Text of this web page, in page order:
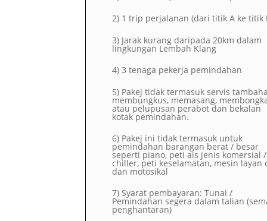
2) 1 trip perjalanan (dari titik A ke titik
3) Jarak kurang daripada 20km dalam
lingkungan Lembah Klang
4) 3 tenaga pekerja pemindahan
5) Pakej tidak termasuk servis
membungkus, memasang,
atau pelupusan perabot dan bekalan
kotak pemindahan.
6) Pakej ini tidak termasuk untuk
pemindahan barangan berat / besar
seperti piano, peti ais jenis komersial /
chiller, peti keselamatan, mesin layan
dan motosikal
7) Syarat pembayaran: Tunai /
Pemindahan segera dalam talian
penghantaran)